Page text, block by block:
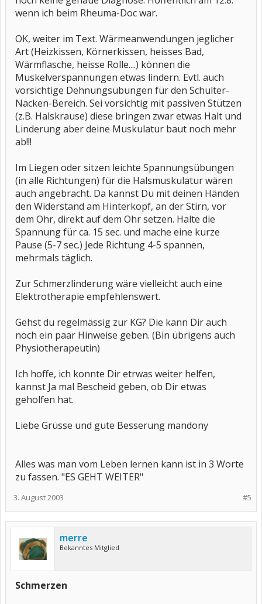
wenn ich beim Rheuma-Doc war.
OK, weiter im Text. Wärmeanwendungen jeglicher
Art (Heizkissen, Körnerkissen, heisses Bad,
Wärmflasche, heisse Rolle....) können die
Muskelverspannungen etwas lindern. Evtl. auch
vorsichtige Dehnungsübungen für den Schulter-
Nacken-Bereich. Sei vorsichtig mit passiven Stützen
(z.B. Halskrause) diese bringen zwar etwas Halt und
Linderung aber deine Muskulatur baut noch mehr
ab!!!
Im Liegen oder sitzen leichte Spannungsübungen
(in alle Richtungen) für die Halsmuskulatur wären
auch angebracht. Da kannst Du mit deinen Händen
den Widerstand am Hinterkopf, an der Stirn, vor
dem Ohr, direkt auf dem Ohr setzen. Halte die
Spannung für ca. 15 sec. und mache eine kurze
Pause (5-7 sec.) Jede Richtung 4-5 spannen,
mehrmals täglich.
Zur Schmerzlinderung wäre vielleicht auch eine
Elektrotherapie empfehlenswert.
Gehst du regelmässig zur KG? Die kann Dir auch
noch ein paar Hinweise geben. (Bin übrigens auch
Physiotherapeutin)
Ich hoffe, ich konnte Dir etrwas weiter helfen,
kannst Ja mal Bescheid geben, ob Dir etwas
geholfen hat.
Liebe Grüsse und gute Besserung mandony
Alles was man vom Leben lernen kann ist in 3 Worte
zu fassen. "ES GEHT WEITER"
#5
3. August 2003
merre
Bekanntes Mitglied
Schmerzen